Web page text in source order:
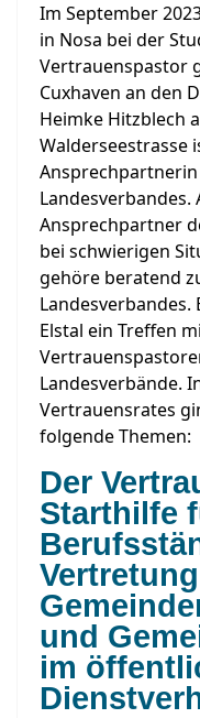
Im September
in Nosa bei der
Vertrauenspastor
Cuxhaven an den
Heimke Hitzblech
Walderseestrasse
Ansprechpartner
bei schwierigen
gehöre beratend
Elstal ein Treffen
Landesverbände.
Vertrauensrates
folgende Themen:
Der
Starthilfe
und
im